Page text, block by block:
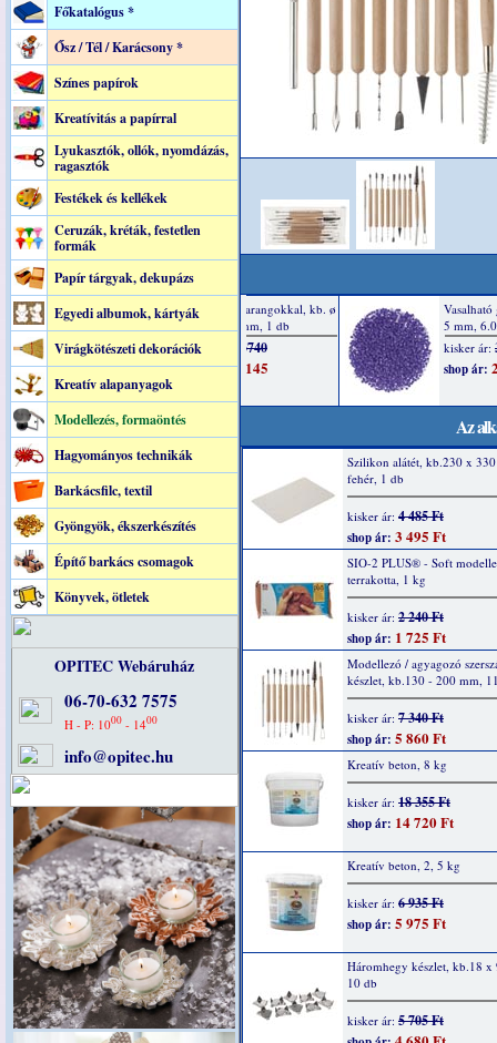
Főkatalógus *
Ősz / Tél / Karácsony *
Színes papírok
Kreatívitás a papírral
Lyukasztók, ollók, nyomdázás,
ragasztók
Festékek és kellékek
Ceruzák, kréták, festetlen
formák
Papír tárgyak, dekupázs
Egyedi albumok, kártyák
Virágkötészeti dekorációk
Kreatív alapanyagok
Modellezés, formaöntés
Hagyományos technikák
Barkácsfilc, textil
Gyöngyök, ékszerkészítés
Építő barkács csomagok
Könyvek, ötletek
OPITEC Webáruház
06-70-632 7575
H - P: 1000- 1400
info@opitec.hu
Az
Szilikon alátét, kb.230 x
fehér, 1 db
kisker ár: 4 485 Ft
shop ár: 3 495 Ft
SIO-2 PLUS® - Soft
terrakotta, 1 kg
kisker ár: 2 240 Ft
shop ár: 1 725 Ft
Modellezó / agyagozó
készlet, kb.130 - 200 mm,
kisker ár: 7 340 Ft
shop ár: 5 860 Ft
Kreatív beton, 8 kg
kisker ár: 18 355 Ft
shop ár: 14 720 Ft
Kreatív beton, 2, 5 kg
kisker ár: 6 935 Ft
shop ár: 5 975 Ft
Háromhegy készlet, kb.18 x
10 db
kisker ár: 5 705 Ft